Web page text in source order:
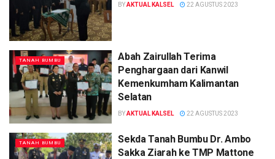
BYAKTUAL KALSEL 22 AGUSTUS 2023
TANAH BUMBU
Abah Zairullah Terima
Penghargaan dari Kanwil
Kemenkumham Kalimantan
Selatan
BYAKTUAL KALSEL 22 AGUSTUS 2023
TANAH BUMBU
Sekda Tanah Bumbu Dr. Ambo
Sakka Ziarah ke TMP Mattone